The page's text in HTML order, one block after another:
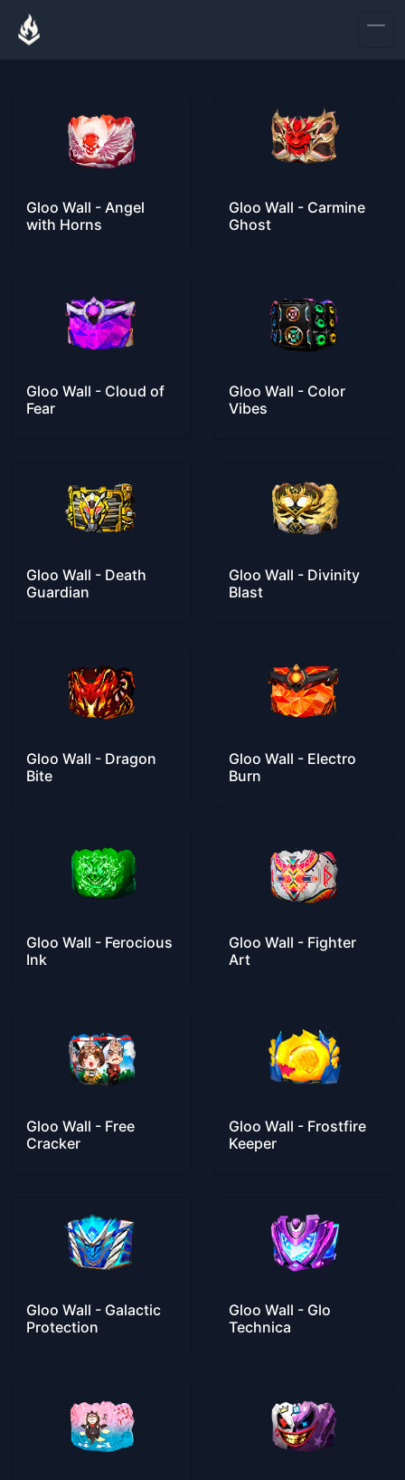
Gloo Wall - Angel
with Horns
Gloo Wall - Carmine
Ghost
Gloo Wall - Cloud of
Fear
Gloo Wall - Color
Vibes
Gloo Wall - Death
Guardian
Gloo Wall - Divinity
Blast
Gloo Wall - Dragon
Bite
Gloo Wall - Electro
Burn
Gloo Wall - Ferocious
Ink
Gloo Wall - Fighter
Art
Gloo Wall - Free
Cracker
Gloo Wall - Frostfire
Keeper
Gloo Wall - Galactic
Protection
Gloo Wall - Glo
Technica